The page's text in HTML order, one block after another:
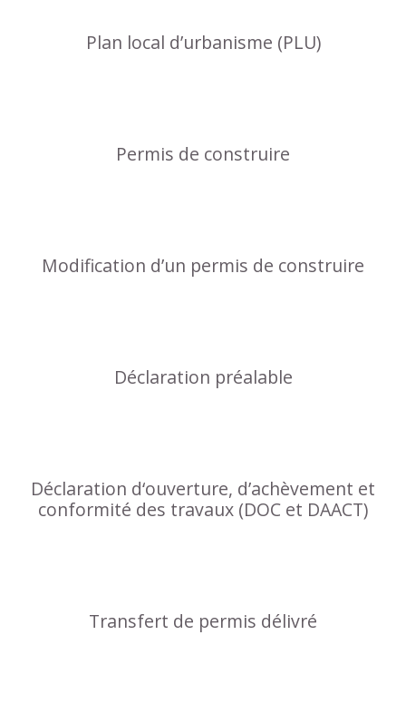
Plan local d’urbanisme (PLU)
Permis de construire
Modification d’un permis de construire
Déclaration préalable
Déclaration d‘ouverture, d’achèvement et
conformité des travaux (DOC et DAACT)
Transfert de permis délivré